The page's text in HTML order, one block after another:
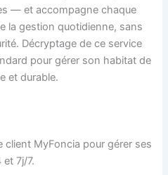
— et accompagne chaque
la gestion quotidienne, sans
Décryptage de ce service
pour gérer son habitat de
et durable.
client MyFoncia pour gérer ses
7j/7.